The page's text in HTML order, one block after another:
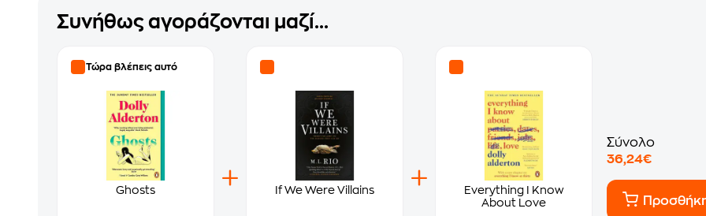
Συνήθως αγοράζονται μαζί...
Τώρα βλέπεις αυτό
Ghosts If We Were Villains
Everything I Know
About Love
Σύνολο
36,24€